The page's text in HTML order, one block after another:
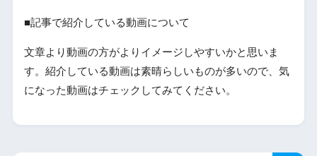
■記事で紹介している動画について
文章より動画の方がよりイメージしやすいかと思いま
す。紹介している動画は素晴らしいものが多いので、気
になった動画はチェックしてみてください。